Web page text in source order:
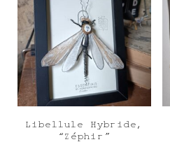
Libellule Hybride,
“Zéphir”